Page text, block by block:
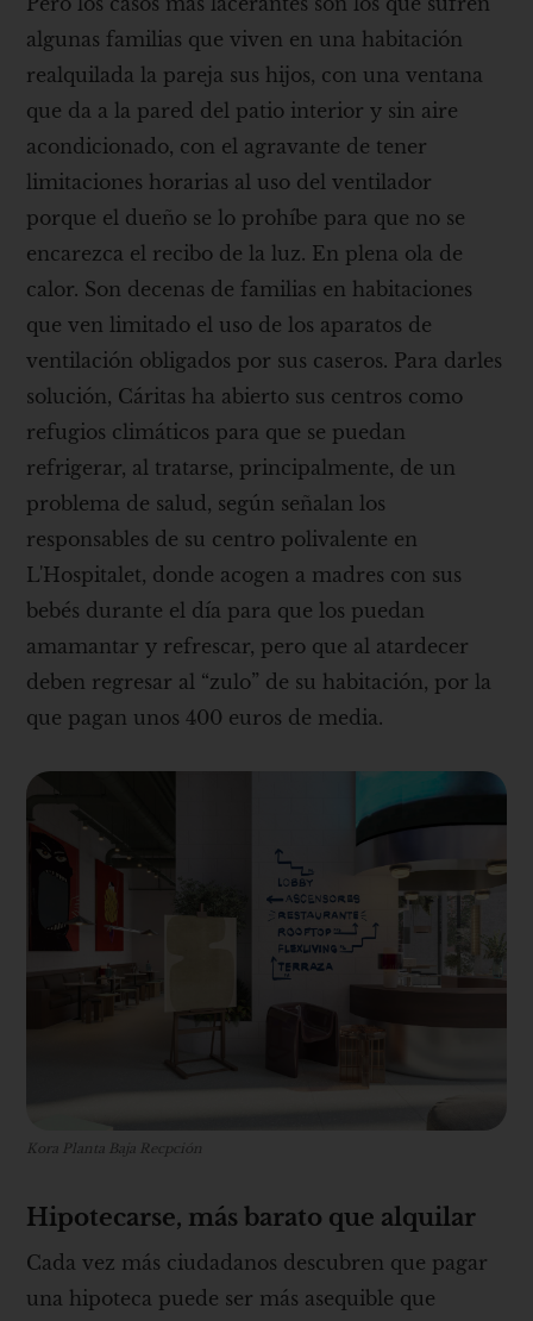
algunas familias que viven en una habitación
realquilada la pareja sus hijos, con una ventana
que da a la pared del patio interior y sin aire
acondicionado, con el agravante de tener
limitaciones horarias al uso del ventilador
porque el dueño se lo prohíbe para que no se
encarezca el recibo de la luz. En plena ola de
calor. Son decenas de familias en habitaciones
que ven limitado el uso de los aparatos de
ventilación obligados por sus caseros. Para darles
solución, Cáritas ha abierto sus centros como
refugios climáticos para que se puedan
refrigerar, al tratarse, principalmente, de un
problema de salud, según señalan los
responsables de su centro polivalente en
L'Hospitalet, donde acogen a madres con sus
bebés durante el día para que los puedan
amamantar y refrescar, pero que al atardecer
deben regresar al “zulo” de su habitación, por la
que pagan unos 400 euros de media.
Kora Planta Baja Recpción
Hipotecarse, más barato que alquilar
Cada vez más ciudadanos descubren que pagar
una hipoteca puede ser más asequible que